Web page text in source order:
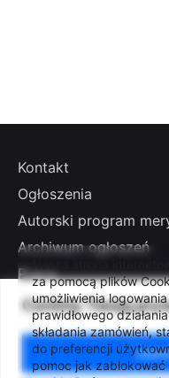
Cenimy Twoją
za pomocą plików
umożliwienia
prawidłowego
składania zamówień,
do preferencji
pomoc jak
Kontakt
Ogłoszenia
Autorski program
Archiwum ogłoszeń
Praca
Press office
Deklaracja